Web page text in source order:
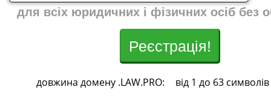
для всіх юридичних і фізичних осіб без
Реєстрація!
довжина домену .LAW.PRO:
від 1 до 63 символів